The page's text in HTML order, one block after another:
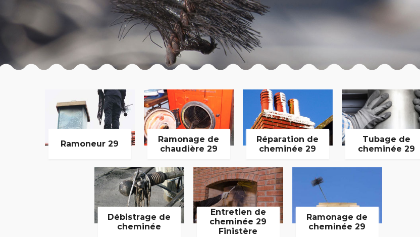
Ramoneur 29
Ramonage de
chaudière 29
Réparation de
cheminée 29
Tubage de
cheminée 29
Débistrage de
cheminée
Entretien de
cheminée 29
Finistère
Ramonage de
cheminée 29